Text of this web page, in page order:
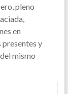
pleno
en
y
mismo